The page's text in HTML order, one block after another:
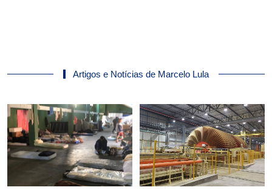
Artigos e Notícias de Marcelo Lula